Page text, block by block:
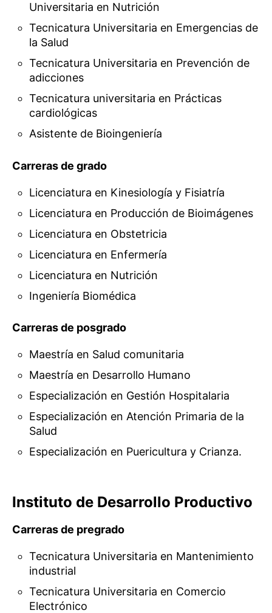
Universitaria en Nutrición
Tecnicatura Universitaria en Emergencias de
la Salud
Tecnicatura Universitaria en Prevención de
adicciones
Tecnicatura universitaria en Prácticas
cardiológicas
Asistente de Bioingeniería
Carreras de grado
Licenciatura en Kinesiología y Fisiatría
Licenciatura en Producción de Bioimágenes
Licenciatura en Obstetricia
Licenciatura en Enfermería
Licenciatura en Nutrición
Ingeniería Biomédica
Carreras de posgrado
Maestría en Salud comunitaria
Maestría en Desarrollo Humano
Especialización en Gestión Hospitalaria
Especialización en Atención Primaria de la
Salud
Especialización en Puericultura y Crianza.
Instituto de Desarrollo Productivo
Carreras de pregrado
Tecnicatura Universitaria en Mantenimiento
industrial
Tecnicatura Universitaria en Comercio
Electrónico